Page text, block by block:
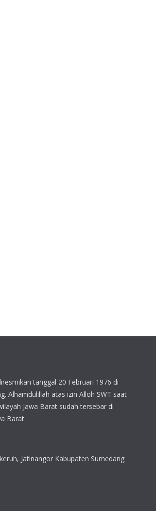
tanggal 20 Februari 1976 di
Alhamdulillah atas izin Alloh SWT saat
Jawa Barat sudah tersebar di
Barat
Jatinangor Kabupaten Sumedang